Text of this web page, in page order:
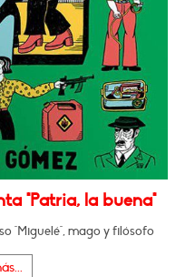
"Patria, la buena"
"Miguelé", mago y filósofo